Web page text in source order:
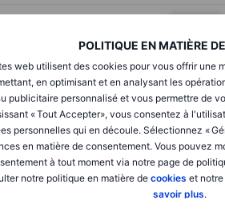
POLITIQUE EN MATIÈRE
web utilisent des cookies pour vous offrir une
en optimisant et en analysant les
publicitaire personnalisé et vous permettre de
« Tout Accepter», vous consentez à
personnelles qui en découle. Sélectionnez «
en matière de consentement. Vous pouvez
à tout moment via notre page de
notre politique en matière de cookies et
savoir plus.
XXXXXXX
XXXXXXX
XXXXXXX
XXXXXXX
XXXXXXX